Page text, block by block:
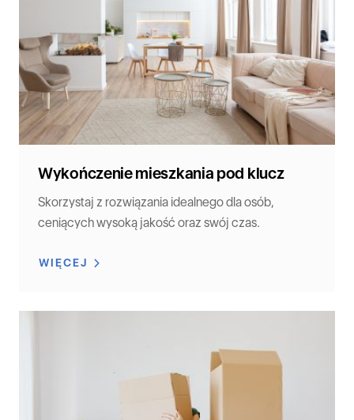
Wykończenie mieszkania pod klucz
Skorzystaj z rozwiązania idealnego dla osób,
ceniących wysoką jakość oraz swój czas.
WIĘCEJ